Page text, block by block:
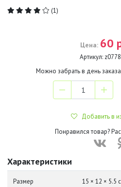
(1)
Цена: 60
Артикул:
Можно забрать в день
Добавить в
Понравился товар?
Характеристики
Размер 15 × 12 × 5.5